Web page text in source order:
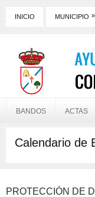
INICIO MUNICIPIO »
BANDOS ACTAS
Calendario de
PROTECCIÓN DE